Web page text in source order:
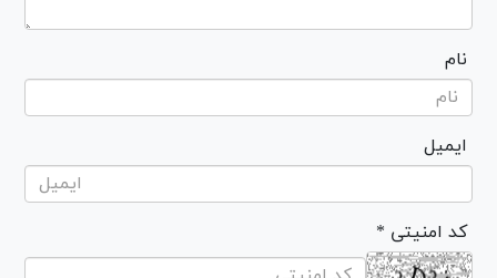
نام
ایمیل
* کد امنیتی